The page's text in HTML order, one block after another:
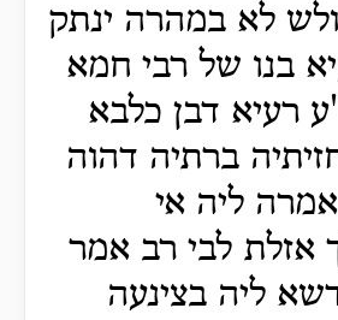
לא במהרה ינתק
בנו של רבי חמא
רעיא דבן כלבא
ברתיה דהוה
אמרה ליה אי
אזלת לבי רב אמר
ליה בצינעה